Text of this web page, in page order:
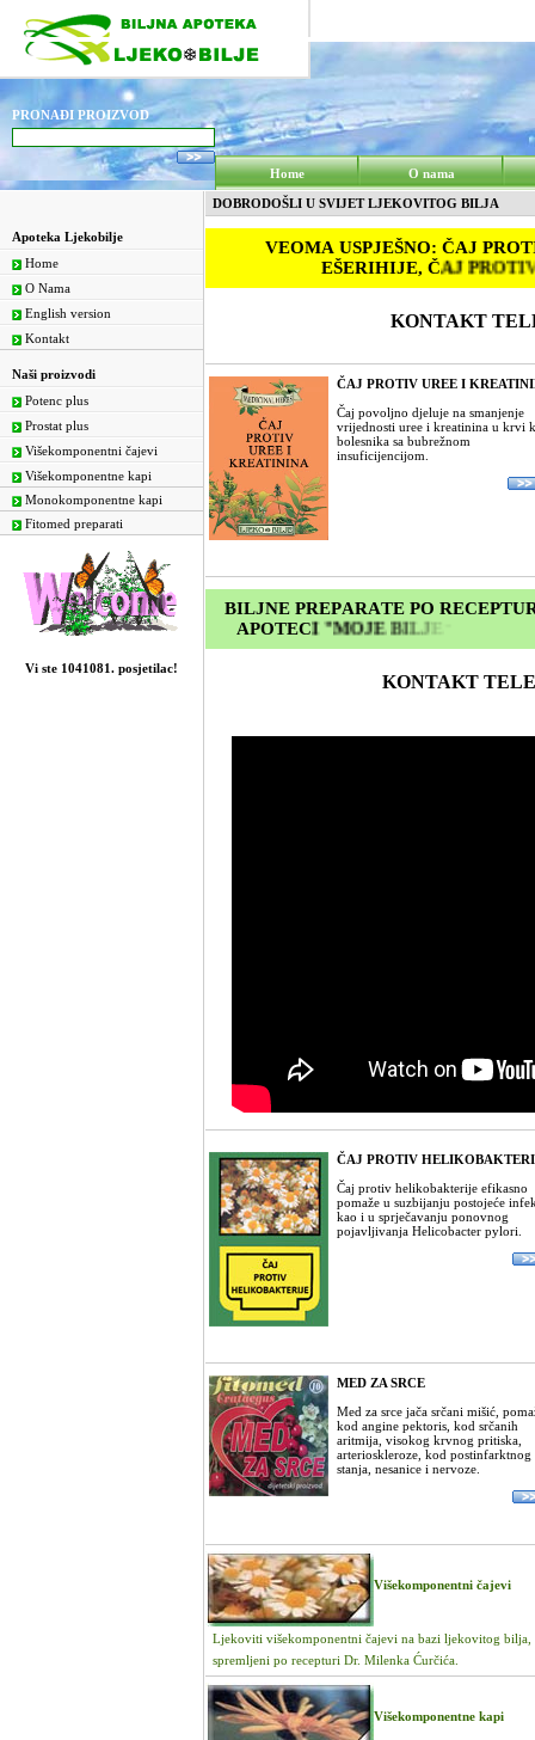
PRONAĐI PROIZVOD
Home O nama
Apoteka Ljekobilje
Home
O Nama
English version
Kontakt
Naši proizvodi
Potenc plus
Prostat plus
Višekomponentni čajevi
Višekomponentne kapi
Monokomponentne kapi
Fitomed preparati
Vi ste 1041081. posjetilac!
DOBRODOŠLI U SVIJET LJEKOVITOG BILJA
KONTAKT
ČAJ PROTIV UREE I
Čaj povoljno djeluje na smanjenje
vrijednosti uree i kreatinina u krvi
bolesnika sa bubrežnom
insuficijencijom.
KONTAKT
ČAJ PROTIV
Čaj protiv helikobakterije efikasno
pomaže u suzbijanju postojeće
kao i u sprječavanju ponovnog
pojavljivanja Helicobacter pylori.
MED ZA SRCE
Med za srce jača srčani mišić,
kod angine pektoris, kod srčanih
aritmija, visokog krvnog pritiska,
arterioskleroze, kod postinfarktnog
stanja, nesanice i nervoze.
Višekomponentni čajevi
Ljekoviti višekomponentni čajevi na bazi ljekovitog bilja,
spremljeni po recepturi Dr. Milenka Ćurčića.
Višekomponentne kapi